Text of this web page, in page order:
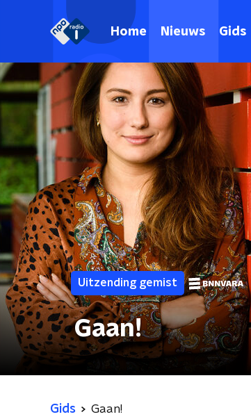
Home Nieuws Gids
Uitzending gemist
Gaan!
Gids Gaan!